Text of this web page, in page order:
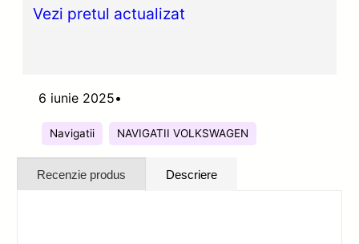
Vezi pretul actualizat
6 iunie 2025•
Navigatii NAVIGATII VOLKSWAGEN
Recenzie produs Descriere